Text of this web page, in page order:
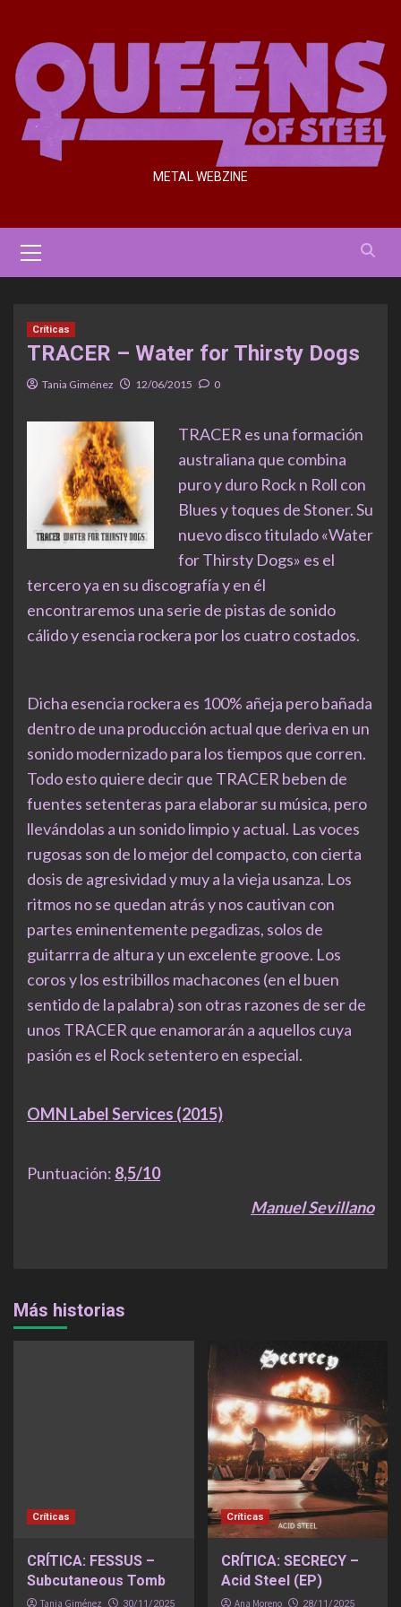
contenido
METAL WEBZINE
primario
Críticas
TRACER – Water for Thirsty Dogs
Tania Giménez 12/06/2015 0
TRACER es una formación
australiana que combina
puro y duro Rock n Roll con
Blues y toques de Stoner. Su
nuevo disco titulado «Water
for Thirsty Dogs» es el
tercero ya en su discografía y en él
encontraremos una serie de pistas de sonido
cálido y esencia rockera por los cuatro costados.
Dicha esencia rockera es 100% añeja pero bañada
dentro de una producción actual que deriva en un
sonido modernizado para los tiempos que corren.
Todo esto quiere decir que TRACER beben de
fuentes setenteras para elaborar su música, pero
llevándolas a un sonido limpio y actual. Las voces
rugosas son de lo mejor del compacto, con cierta
dosis de agresividad y muy a la vieja usanza. Los
ritmos no se quedan atrás y nos cautivan con
partes eminentemente pegadizas, solos de
guitarrra de altura y un excelente groove. Los
coros y los estribillos machacones (en el buen
sentido de la palabra) son otras razones de ser de
unos TRACER que enamorarán a aquellos cuya
pasión es el Rock setentero en especial.
OMN Label Services (2015)
Puntuación: 8,5/10
Manuel Sevillano
Más historias
Críticas
CRÍTICA: FESSUS –
Subcutaneous Tomb
Tania Giménez 30/11/2025
Críticas
CRÍTICA: SECRECY –
Acid Steel (EP)
Ana Moreno 28/11/2025